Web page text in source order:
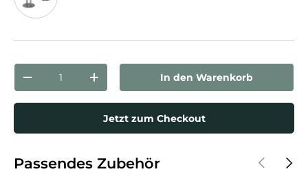
Anzahl
Menge verringernMenge erhöhenIn den Warenkorb
Jetzt zum Checkout
Passendes Zubehör Vorherige